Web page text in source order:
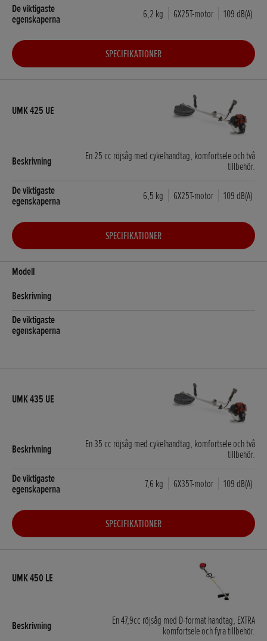
6,2 kg GX25T-motor 109 dB(A)
SPECIFIKATIONER
En 25 cc röjsåg med cykelhandtag, komfortsele och två
tillbehör.
6,5 kg GX25T-motor 109 dB(A)
SPECIFIKATIONER
En 35 cc röjsåg med cykelhandtag, komfortsele och två
tillbehör.
7,6 kg GX35T-motor 109 dB(A)
SPECIFIKATIONER
En 47,9cc röjsåg med D-format handtag, EXTRA
komfortsele och fyra tillbehör.